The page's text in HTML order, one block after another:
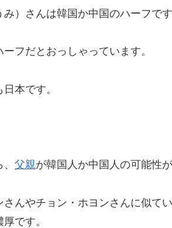
）さんは韓国か中国のハーフです
フだとおっしゃっています。
本です。
父親が韓国人か中国人の可能性が
んやチョン・ホヨンさんに似て
です。